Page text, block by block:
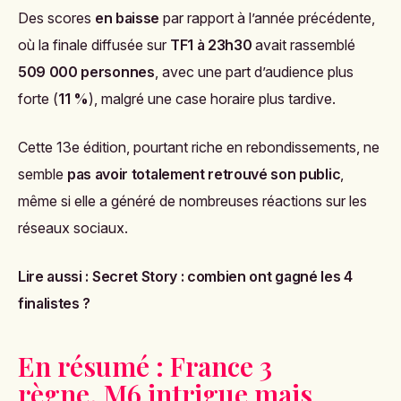
Des scores en baisse par rapport à l’année précédente,
où la finale diffusée sur TF1 à 23h30 avait rassemblé
509 000 personnes, avec une part d’audience plus
forte (11 %), malgré une case horaire plus tardive.
Cette 13e édition, pourtant riche en rebondissements, ne
semble pas avoir totalement retrouvé son public,
même si elle a généré de nombreuses réactions sur les
réseaux sociaux.
Lire aussi : Secret Story : combien ont gagné les 4
finalistes ?
En résumé : France 3